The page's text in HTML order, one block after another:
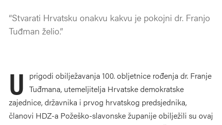
“Stvarati Hrvatsku onakvu kakvu je pokojni dr. Franjo
Tuđman želio.”
U prigodi obilježavanja 100. obljetnice rođenja dr. Franje
Tuđmana, utemeljitelja Hrvatske demokratske
zajednice, državnika i prvog hrvatskog predsjednika,
članovi HDZ-a Požeško-slavonske županije obilježili su ovaj